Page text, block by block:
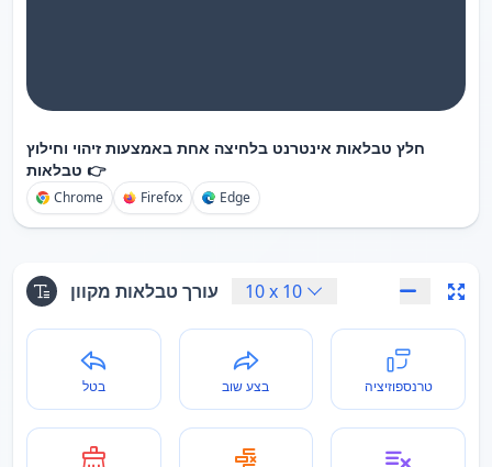
חלץ טבלאות אינטרנט בלחיצה אחת באמצעות זיהוי וחילוץ
טבלאות 👉
Chrome Firefox Edge
עורך טבלאות מקוון 10x 10
בטל בצע שוב טרנספוזיציה